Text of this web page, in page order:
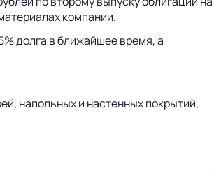
компании.
долга в ближайшее время, а
напольных и настенных покрытий,